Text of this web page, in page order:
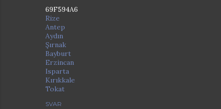
69F594A6
Rize
Antep
Aydın
Şırnak
Bayburt
Erzincan
Isparta
Kırıkkale
Tokat
SVAR